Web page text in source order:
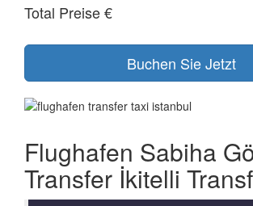
Total Preise€
Flughafen Sabiha
Transfer İkitelli